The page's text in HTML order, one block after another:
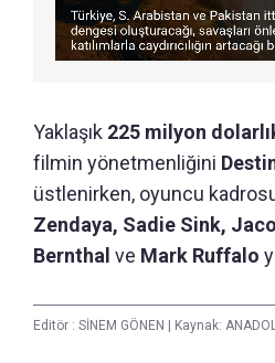
Yaklaşık 225 milyon
filmin yönetmenliğini
üstlenirken, oyuncu
Zendaya, Sadie Sink,
Bernthal ve Mark Ruffalo
Editör : SİNEM GÖNEN Kaynak: